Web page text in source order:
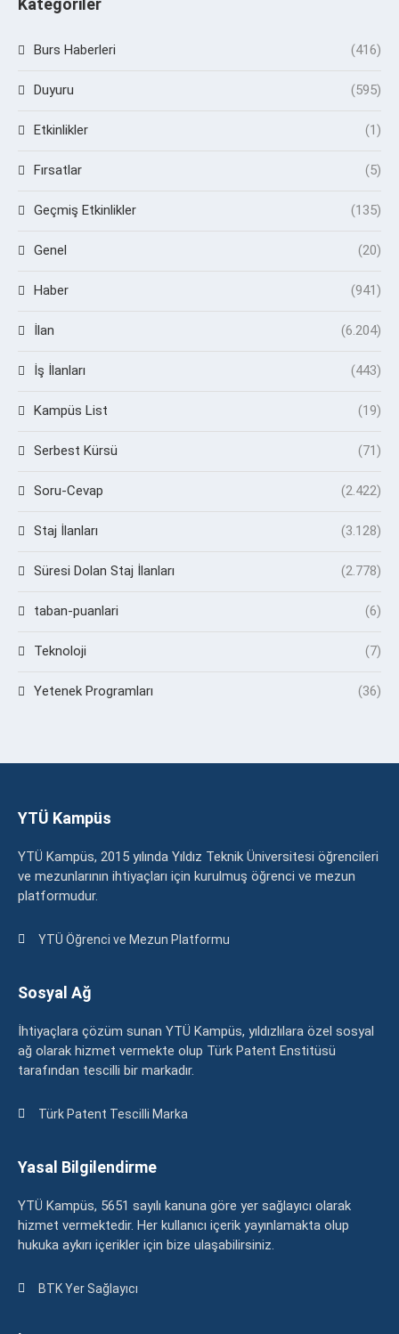
Burs Haberleri (416)
Duyuru (595)
Etkinlikler (1)
Fırsatlar (5)
Geçmiş Etkinlikler (135)
Genel (20)
Haber (941)
İlan (6.204)
İş İlanları (443)
Kampüs List (19)
Serbest Kürsü (71)
Soru-Cevap (2.422)
Staj İlanları (3.128)
Süresi Dolan Staj İlanları (2.778)
taban-puanlari (6)
Teknoloji (7)
Yetenek Programları (36)
YTÜ Kampüs
YTÜ Kampüs, 2015 yılında Yıldız Teknik Üniversitesi öğrencileri
ve mezunlarının ihtiyaçları için kurulmuş öğrenci ve mezun
platformudur.
YTÜ Öğrenci ve Mezun Platformu
Sosyal Ağ
İhtiyaçlara çözüm sunan YTÜ Kampüs, yıldızlılara özel sosyal
ağ olarak hizmet vermekte olup Türk Patent Enstitüsü
tarafından tescilli bir markadır.
Türk Patent Tescilli Marka
Yasal Bilgilendirme
YTÜ Kampüs, 5651 sayılı kanuna göre yer sağlayıcı olarak
hizmet vermektedir. Her kullanıcı içerik yayınlamakta olup
hukuka aykırı içerikler için bize ulaşabilirsiniz.
BTK Yer Sağlayıcı